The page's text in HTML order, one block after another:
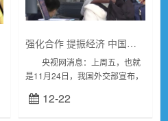
强化合作 提振经济 中国免签新政推进高水平对外开放
央视网消息：上周五，也就
是11月24日，我国外交部宣布，
家范围，对法国、德国、意大
利、荷兰、西班牙、马来西亚6
12-22